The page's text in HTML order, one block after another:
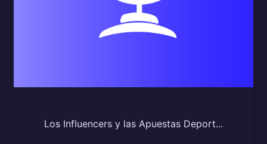
Los Influencers y las Apuestas Deport...